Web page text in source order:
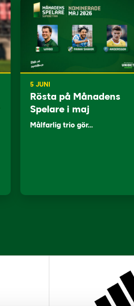
5 JUNI
Rösta på Månadens
Spelare i maj
Målfarlig trio gör…